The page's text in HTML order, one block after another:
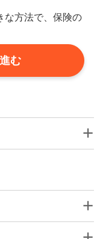
な方法で、保険の
む